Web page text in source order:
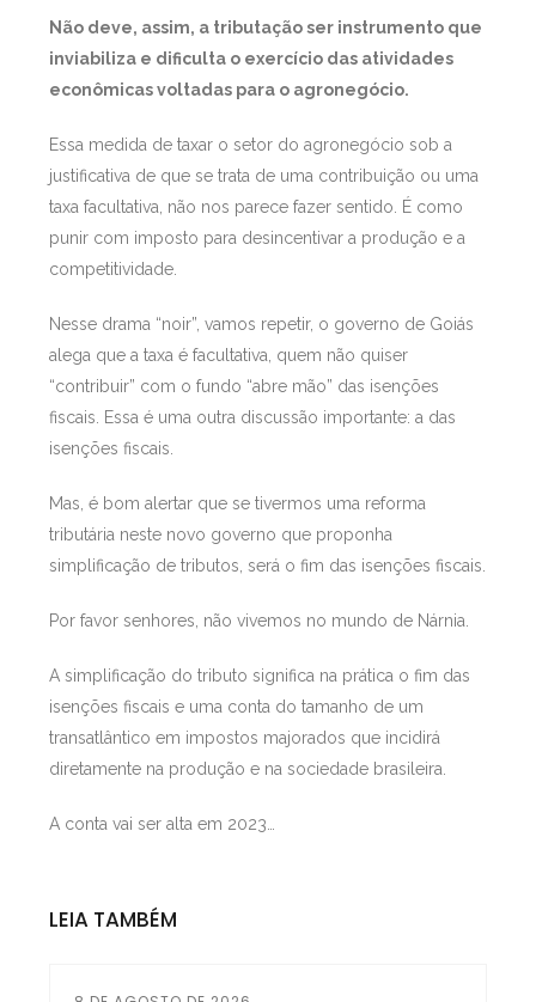
Não deve, assim, a tributação ser instrumento que
inviabiliza e dificulta o exercício das atividades
econômicas voltadas para o agronegócio.
Essa medida de taxar o setor do agronegócio sob a
justificativa de que se trata de uma contribuição ou uma
taxa facultativa, não nos parece fazer sentido. É como
punir com imposto para desincentivar a produção e a
competitividade.
Nesse drama “noir”, vamos repetir, o governo de Goiás
alega que a taxa é facultativa, quem não quiser
“contribuir” com o fundo “abre mão” das isenções
fiscais. Essa é uma outra discussão importante: a das
isenções fiscais.
Mas, é bom alertar que se tivermos uma reforma
tributária neste novo governo que proponha
simplificação de tributos, será o fim das isenções fiscais.
Por favor senhores, não vivemos no mundo de Nárnia.
A simplificação do tributo significa na prática o fim das
isenções fiscais e uma conta do tamanho de um
transatlântico em impostos majorados que incidirá
diretamente na produção e na sociedade brasileira.
A conta vai ser alta em 2023…
LEIA TAMBÉM